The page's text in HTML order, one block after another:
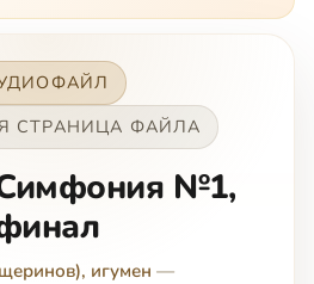
СТРАНИЦА ФАЙЛА
№1,
игумен —